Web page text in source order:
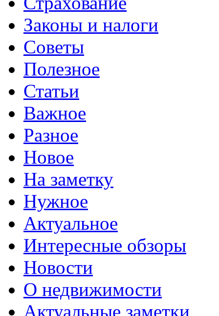
Законы и налоги
Советы
Полезное
Статьи
Важное
Разное
Новое
На заметку
Нужное
Актуальное
Интересные обзоры
Новости
О недвижимости
Актуальные заметки